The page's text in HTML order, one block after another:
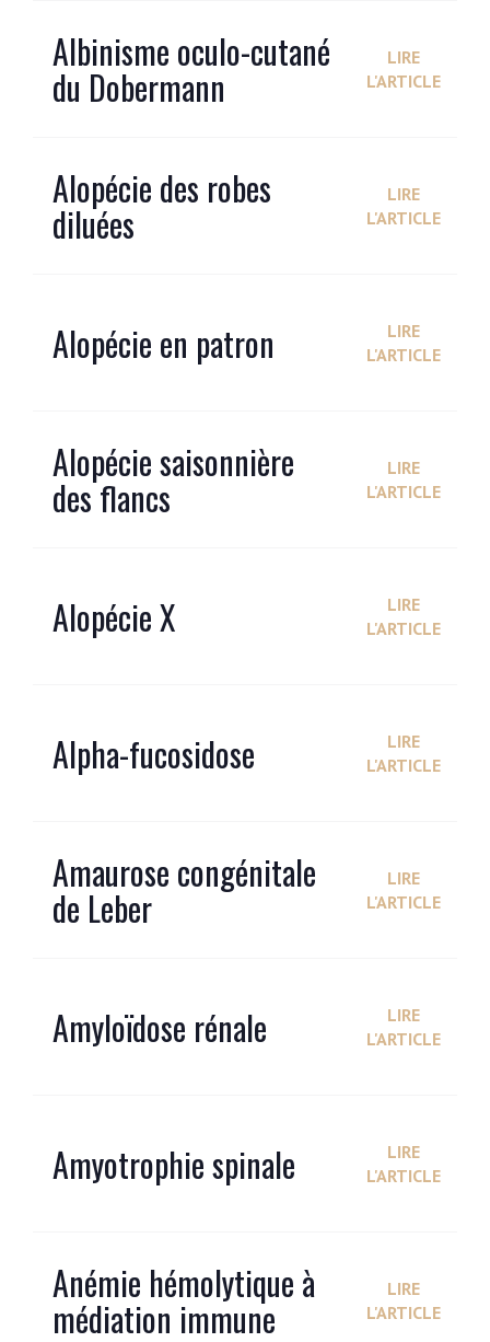
Albinisme oculo-cutané
du Dobermann
LIRE
L'ARTICLE
Alopécie des robes
diluées
LIRE
L'ARTICLE
Alopécie en patron
LIRE
L'ARTICLE
Alopécie saisonnière
des flancs
LIRE
L'ARTICLE
Alopécie X
LIRE
L'ARTICLE
Alpha-fucosidose
LIRE
L'ARTICLE
Amaurose congénitale
de Leber
LIRE
L'ARTICLE
Amyloïdose rénale
LIRE
L'ARTICLE
Amyotrophie spinale
LIRE
L'ARTICLE
Anémie hémolytique à
médiation immune
LIRE
L'ARTICLE